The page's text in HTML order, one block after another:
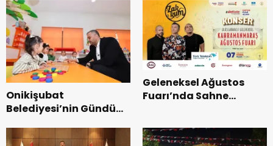
Onikişubat
Belediyesi’nin Gündüz
dönemin ön kayıtları
Geleneksel Ağustos
Fuarı’nda Sahne